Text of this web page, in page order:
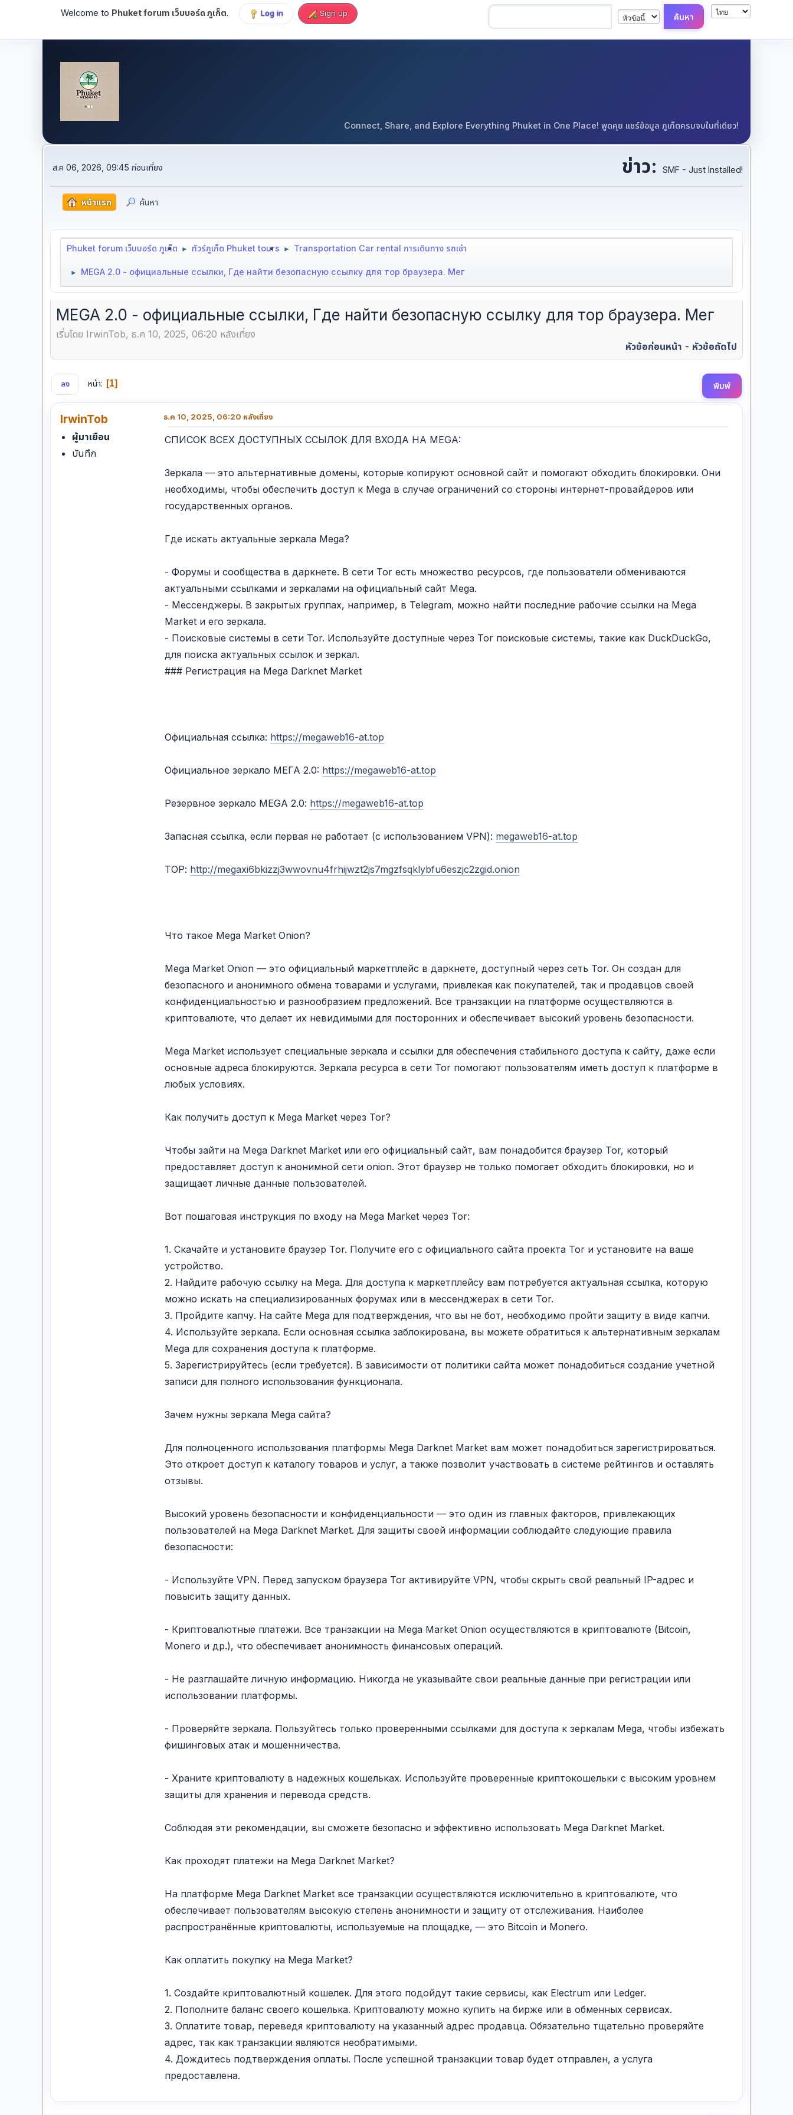
Welcome to Phuket forum เว็บบอร์ด ภูเก็ต. Log in Sign up
Connect, Share, and Explore Everything Phuket in One Place! พูดคุย แชร์ข้อมูล ภูเก็ตครบจบในที่เดียว!
ส.ค 06, 2026, 09:45 ก่อนเที่ยง ข่าว: SMF - Just Installed!
หน้าแรก ค้นหา
Phuket forum เว็บบอร์ด ภูเก็ต ► ทัวร์ภูเก็ต Phuket tours ► Transportation Car rental การเดินทาง รถเช่า
► MEGA 2.0 - официальные ссылки, Где найти безопасную ссылку для тор браузера. Мег
MEGA 2.0 - официальные ссылки, Где найти безопасную ссылку для тор браузера. Мег
เริ่มโดย IrwinTob, ธ.ค 10, 2025, 06:20 หลังเที่ยง
หัวข้อก่อนหน้า - หัวข้อถัดไป
พิมพ์
ลง หน้า 1
IrwinTob
ผู้มาเยือน
บันทึก
ธ.ค 10, 2025, 06:20 หลังเที่ยง
СПИСОК ВСЕХ ДОСТУПНЫХ ССЫЛОК ДЛЯ ВХОДА НА MEGA:
Зеркала — это альтернативные домены, которые копируют основной сайт и помогают обходить блокировки. Они
необходимы, чтобы обеспечить доступ к Mega в случае ограничений со стороны интернет-провайдеров или
государственных органов.
Где искать актуальные зеркала Mega?
- Форумы и сообщества в даркнете. В сети Tor есть множество ресурсов, где пользователи обмениваются
актуальными ссылками и зеркалами на официальный сайт Mega.
- Мессенджеры. В закрытых группах, например, в Telegram, можно найти последние рабочие ссылки на Mega
Market и его зеркала.
- Поисковые системы в сети Tor. Используйте доступные через Tor поисковые системы, такие как DuckDuckGo,
для поиска актуальных ссылок и зеркал.
### Регистрация на Mega Darknet Market
Официальная ссылка: https://megaweb16-at.top
Официальное зеркалo МЕГА 2.0: https://megaweb16-at.top
Резервное зеркалo MEGA 2.0: https://megaweb16-at.top
Запасная ссылка, если первая не работает (с использованием VPN): megaweb16-at.top
ТОР: http://megaxi6bkizzj3wwovnu4frhijwzt2js7mgzfsqklybfu6eszjc2zgid.onion
Что такое Mega Market Onion?
Mega Market Onion — это официальный маркетплейс в даркнете, доступный через сеть Tor. Он создан для
безопасного и анонимного обмена товарами и услугами, привлекая как покупателей, так и продавцов своей
конфиденциальностью и разнообразием предложений. Все транзакции на платформе осуществляются в
криптовалюте, что делает их невидимыми для посторонних и обеспечивает высокий уровень безопасности.
Mega Market использует специальные зеркала и ссылки для обеспечения стабильного доступа к сайту, даже если
основные адреса блокируются. Зеркала ресурса в сети Tor помогают пользователям иметь доступ к платформе в
любых условиях.
Как получить доступ к Mega Market через Tor?
Чтобы зайти на Mega Darknet Market или его официальный сайт, вам понадобится браузер Tor, который
предоставляет доступ к анонимной сети onion. Этот браузер не только помогает обходить блокировки, но и
защищает личные данные пользователей.
Вот пошаговая инструкция по входу на Mega Market через Tor:
1. Скачайте и установите браузер Tor. Получите его с официального сайта проекта Tor и установите на ваше
устройство.
2. Найдите рабочую ссылку на Mega. Для доступа к маркетплейсу вам потребуется актуальная ссылка, которую
можно искать на специализированных форумах или в мессенджерах в сети Tor.
3. Пройдите капчу. На сайте Mega для подтверждения, что вы не бот, необходимо пройти защиту в виде капчи.
4. Используйте зеркала. Если основная ссылка заблокирована, вы можете обратиться к альтернативным зеркалам
Mega для сохранения доступа к платформе.
5. Зарегистрируйтесь (если требуется). В зависимости от политики сайта может понадобиться создание учетной
записи для полного использования функционала.
Зачем нужны зеркала Mega сайта?
Для полноценного использования платформы Mega Darknet Market вам может понадобиться зарегистрироваться.
Это откроет доступ к каталогу товаров и услуг, а также позволит участвовать в системе рейтингов и оставлять
отзывы.
Высокий уровень безопасности и конфиденциальности — это один из главных факторов, привлекающих
пользователей на Mega Darknet Market. Для защиты своей информации соблюдайте следующие правила
безопасности:
- Используйте VPN. Перед запуском браузера Tor активируйте VPN, чтобы скрыть свой реальный IP-адрес и
повысить защиту данных.
- Криптовалютные платежи. Все транзакции на Mega Market Onion осуществляются в криптовалюте (Bitcoin,
Monero и др.), что обеспечивает анонимность финансовых операций.
- Не разглашайте личную информацию. Никогда не указывайте свои реальные данные при регистрации или
использовании платформы.
- Проверяйте зеркала. Пользуйтесь только проверенными ссылками для доступа к зеркалам Mega, чтобы избежать
фишинговых атак и мошенничества.
- Храните криптовалюту в надежных кошельках. Используйте проверенные криптокошельки с высоким уровнем
защиты для хранения и перевода средств.
Соблюдая эти рекомендации, вы сможете безопасно и эффективно использовать Mega Darknet Market.
Как проходят платежи на Mega Darknet Market?
На платформе Mega Darknet Market все транзакции осуществляются исключительно в криптовалюте, что
обеспечивает пользователям высокую степень анонимности и защиту от отслеживания. Наиболее
распространённые криптовалюты, используемые на площадке, — это Bitcoin и Monero.
Как оплатить покупку на Mega Market?
1. Создайте криптовалютный кошелек. Для этого подойдут такие сервисы, как Electrum или Ledger.
2. Пополните баланс своего кошелька. Криптовалюту можно купить на бирже или в обменных сервисах.
3. Оплатите товар, переведя криптовалюту на указанный адрес продавца. Обязательно тщательно проверяйте
адрес, так как транзакции являются необратимыми.
4. Дождитесь подтверждения оплаты. После успешной транзакции товар будет отправлен, а услуга
предоставлена.